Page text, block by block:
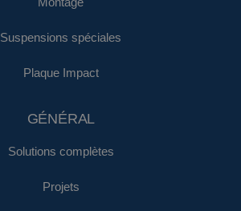
Suspensions spéciales
Plaque Impact
GÉNÉRAL
Solutions complètes
Projets